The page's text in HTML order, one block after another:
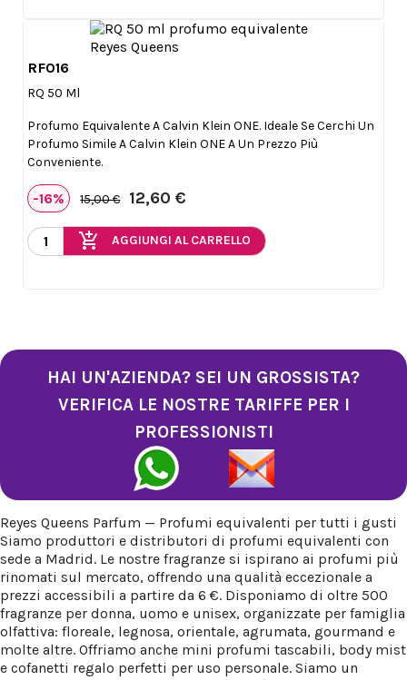
RF016
RQ 50 Ml
Profumo Equivalente A Calvin Klein ONE. Ideale Se Cerchi Un
Profumo Simile A Calvin Klein ONE A Un Prezzo Più
Conveniente.
-16% 15,00 € 12,60 €
add_shopping_cart AGGIUNGI AL CARRELLO
HAI UN'AZIENDA? SEI UN GROSSISTA?
VERIFICA LE NOSTRE TARIFFE PER I
PROFESSIONISTI
Reyes Queens Parfum — Profumi equivalenti per tutti i gusti
Siamo produttori e distributori di profumi equivalenti con
sede a Madrid. Le nostre fragranze si ispirano ai profumi più
rinomati sul mercato, offrendo una qualità eccezionale a
prezzi accessibili a partire da 6 €. Disponiamo di oltre 500
fragranze per donna, uomo e unisex, organizzate per famiglia
olfattiva: floreale, legnosa, orientale, agrumata, gourmand e
molte altre. Offriamo anche mini profumi tascabili, body mist
e cofanetti regalo perfetti per uso personale. Siamo un